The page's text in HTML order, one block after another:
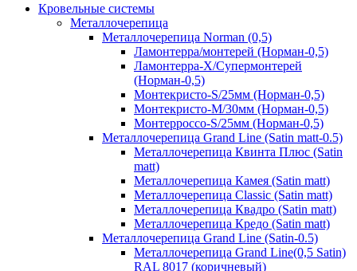
Кровельные системы
Металлочерепица
Металлочерепица Norman (0,5)
Ламонтерра/монтерей (Норман-0,5)
Ламонтерра-Х/Супермонтерей
(Норман-0,5)
Монтекристо-S/25мм (Норман-0,5)
Монтекристо-M/30мм (Норман-0,5)
Монтерроссо-S/25мм (Норман-0,5)
Металлочерепица Grand Line (Satin matt-0.5)
Металлочерепица Квинта Плюс (Satin
matt)
Металлочерепица Камея (Satin matt)
Металлочерепица Classic (Satin matt)
Металлочерепица Квадро (Satin matt)
Металлочерепица Кредо (Satin matt)
Металлочерепица Grand Line (Satin-0.5)
Металлочерепица Grand Line(0,5 Satin)
RAL 8017 (коричневый)